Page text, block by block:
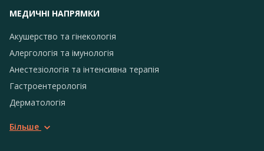
МЕДИЧНІ НАПРЯМКИ
Акушерство та гінекологія
Алергологія та імунологія
Анестезіологія та інтенсивна терапія
Гастроентерологія
Дерматологія
Більше